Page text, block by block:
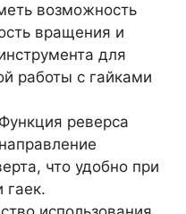
возможность
вращения и
для
работы с гайками
реверса
что удобно при
гаек.